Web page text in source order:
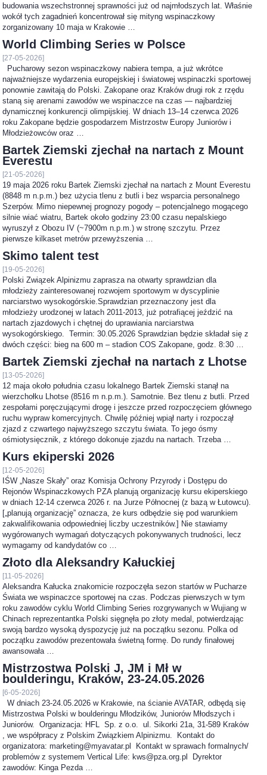
budowania wszechstronnej sprawności już od najmłodszych lat. Właśnie
wokół tych zagadnień koncentrował się mityng wspinaczkowy
zorganizowany 10 maja w Krakowie …
World Climbing Series w Polsce
[27-05-2026]
Pucharowy sezon wspinaczkowy nabiera tempa, a już wkrótce
najważniejsze wydarzenia europejskiej i światowej wspinaczki sportowej
ponownie zawitają do Polski. Zakopane oraz Kraków drugi rok z rzędu
staną się arenami zawodów we wspinaczce na czas — najbardziej
dynamicznej konkurencji olimpijskiej. W dniach 13–14 czerwca 2026
roku Zakopane będzie gospodarzem Mistrzostw Europy Juniorów i
Młodzieżowców oraz …
Bartek Ziemski zjechał na nartach z Mount
Everestu
[21-05-2026]
19 maja 2026 roku Bartek Ziemski zjechał na nartach z Mount Everestu
(8848 m n.p.m.) bez użycia tlenu z butli i bez wsparcia personalnego
Szerpów. Mimo niepewnej prognozy pogody – potencjalnego mogącego
silnie wiać wiatru, Bartek około godziny 23:00 czasu nepalskiego
wyruszył z Obozu IV (~7900m n.p.m.) w stronę szczytu. Przez
pierwsze kilkaset metrów przewyższenia …
Skimo talent test
[19-05-2026]
Polski Związek Alpinizmu zaprasza na otwarty sprawdzian dla
młodzieży zainteresowanej rozwojem sportowym w dyscyplinie
narciarstwo wysokogórskie.Sprawdzian przeznaczony jest dla
młodzieży urodzonej w latach 2011-2013, już potrafiącej jeździć na
nartach zjazdowych i chętnej do uprawiania narciarstwa
wysokogórskiego. Termin: 30.05.2026 Sprawdzian będzie składał się z
dwóch części: bieg na 600 m – stadion COS Zakopane, godz. 8:30 …
Bartek Ziemski zjechał na nartach z Lhotse
[13-05-2026]
12 maja około południa czasu lokalnego Bartek Ziemski stanął na
wierzchołku Lhotse (8516 m n.p.m.). Samotnie. Bez tlenu z butli. Przed
zespołami poręczującymi drogę i jeszcze przed rozpoczęciem głównego
ruchu wypraw komercyjnych. Chwilę później wpiął narty i rozpoczął
zjazd z czwartego najwyższego szczytu świata. To jego ósmy
ośmiotysięcznik, z którego dokonuje zjazdu na nartach. Trzeba …
Kurs ekiperski 2026
[12-05-2026]
IŚW „Nasze Skały” oraz Komisja Ochrony Przyrody i Dostępu do
Rejonów Wspinaczkowych PZA planują organizację kursu ekiperskiego
w dniach 12-14 czerwca 2026 r. na Jurze Północnej (z bazą w Łutowcu).
[„planują organizację” oznacza, że kurs odbędzie się pod warunkiem
zakwalifikowania odpowiedniej liczby uczestników.] Nie stawiamy
wygórowanych wymagań dotyczących pokonywanych trudności, lecz
wymagamy od kandydatów co …
Złoto dla Aleksandry Kałuckiej
[11-05-2026]
Aleksandra Kałucka znakomicie rozpoczęła sezon startów w Pucharze
Świata we wspinaczce sportowej na czas. Podczas pierwszych w tym
roku zawodów cyklu World Climbing Series rozgrywanych w Wujiang w
Chinach reprezentantka Polski sięgnęła po złoty medal, potwierdzając
swoją bardzo wysoką dyspozycję już na początku sezonu. Polka od
początku zawodów prezentowała świetną formę. Do rundy finałowej
awansowała …
Mistrzostwa Polski J, JM i Mł w
boulderingu, Kraków, 23-24.05.2026
[6-05-2026]
W dniach 23-24.05.2026 w Krakowie, na ścianie AVATAR, odbędą się
Mistrzostwa Polski w boulderingu Młodzików, Juniorów Młodszych i
Juniorów. Organizacja: HFL Sp. z o.o. ul. Sikorki 21a, 31-589 Kraków
, we współpracy z Polskim Związkiem Alpinizmu. Kontakt do
organizatora: marketing@myavatar.pl Kontakt w sprawach formalnych/
problemów z systemem Vertical Life: kws@pza.org.pl Dyrektor
zawodów: Kinga Pezda …